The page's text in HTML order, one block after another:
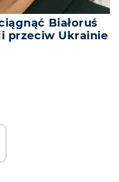
Białoruś
przeciw Ukrainie